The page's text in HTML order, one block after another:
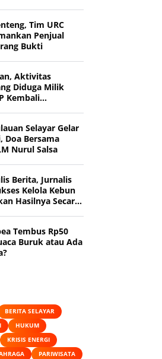
Tim URC
Penjual
Bukti
Aktivitas
Diduga Milik
Kembali
Selayar Gelar
Doa Bersama
Nurul Salsa
Berita, Jurnalis
Kelola Kebun
Hasilnya Secara
Tembus Rp50
Buruk atau Ada
BERITA SELAYAR
HUKUM
KRISIS ENERGI
PARIWISATA